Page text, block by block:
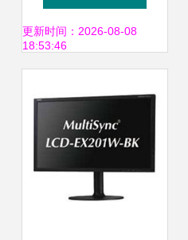
晶/OLED面板、驱
司详解
更新时间：2026-08-08
18:53:46